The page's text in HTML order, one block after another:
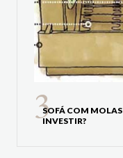
SOFÁ COM
INVESTIR?